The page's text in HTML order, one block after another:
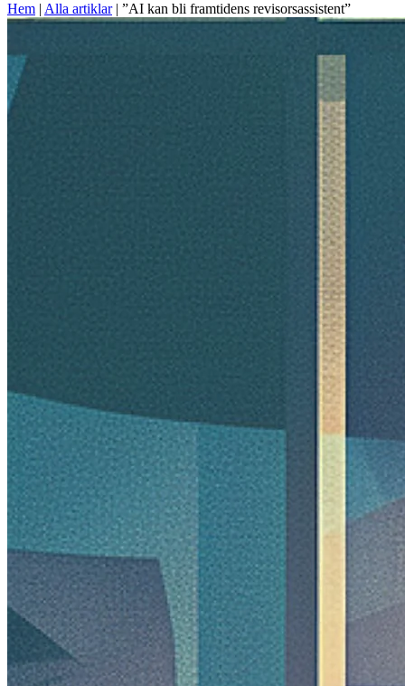
Hem | Alla artiklar| ”AI kan bli framtidens revisorsassistent”